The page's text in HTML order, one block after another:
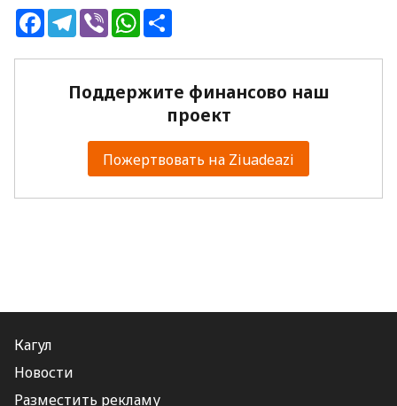
FacebookTelegram
ViberWhatsApp
Поддержите финансово наш
проект
Пожертвовать на Ziuadeazi
Кагул
Новости
Разместить рекламу